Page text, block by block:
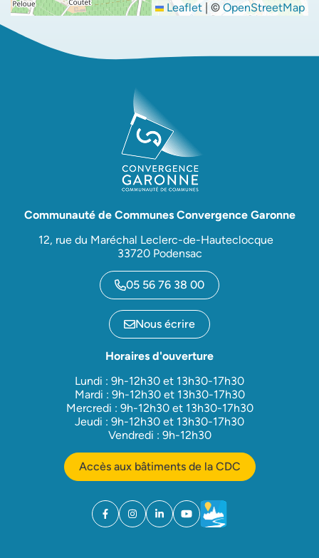
Leaflet | © OpenStreetMap
Communauté de Communes Convergence Garonne
12, rue du Maréchal Leclerc-de-Hauteclocque
33720 Podensac
05 56 76 38 00
Nous écrire
Horaires d'ouverture
Lundi : 9h-12h30 et 13h30-17h30
Mardi : 9h-12h30 et 13h30-17h30
Mercredi : 9h-12h30 et 13h30-17h30
Jeudi : 9h-12h30 et 13h30-17h30
Vendredi : 9h-12h30
Accès aux bâtiments de la CDC
Facebook
(ouverture dans un nouvel onglet)
Instagram
(ouverture dans un nouvel onglet)
Linkedin
(ouverture dans un nouvel onglet)
YouTube
(ouverture dans un nouvel
Météo
(ouverture dans un